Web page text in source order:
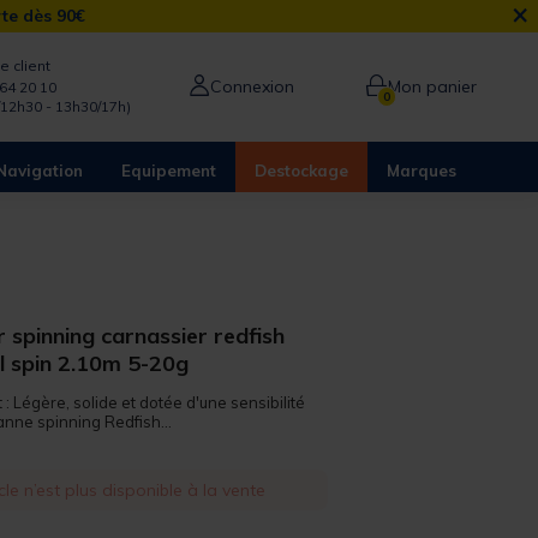
dès 90€ ×
client
20 10
- 13h30/17h)
Connexion 0Mon panier
Equipement Destockage Marques
spinning carnassier redfish
spin 2.10m 5-20g
: Légère, solide et dotée d'une sensibilité
spinning Redfish...
n’est plus disponible à la vente